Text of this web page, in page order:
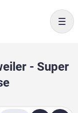
- Super